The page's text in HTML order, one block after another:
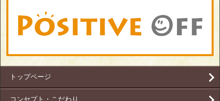
トップページ
コンセプト・こだわり